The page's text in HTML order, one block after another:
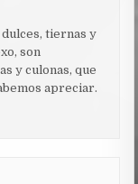
dulces, tiernas y
son
y culonas, que
apreciar.